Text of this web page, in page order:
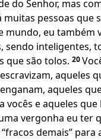
do Senhor, mas
muitas pessoas que
mundo, eu também
sendo inteligentes,
que são tolos. 20
aqueles
aqueles
vocês e aqueles que
vergonha eu ter
demais” para